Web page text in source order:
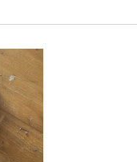
y delicados,
cualquier rincón de